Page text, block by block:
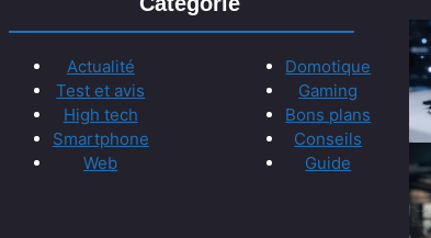
Actualité
Test et avis
High tech
Smartphone
Web
Domotique
Gaming
Bons plans
Conseils
Guide